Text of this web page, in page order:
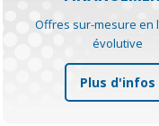
Offres sur-mesure en
évolutive
Plus d'infos